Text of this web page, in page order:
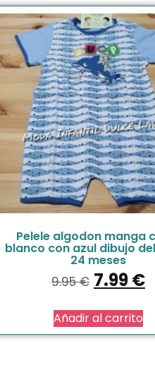
Pelele algodon manga
blanco con azul dibujo
24 meses
9.95€ 7.99€
Añadir al carrito